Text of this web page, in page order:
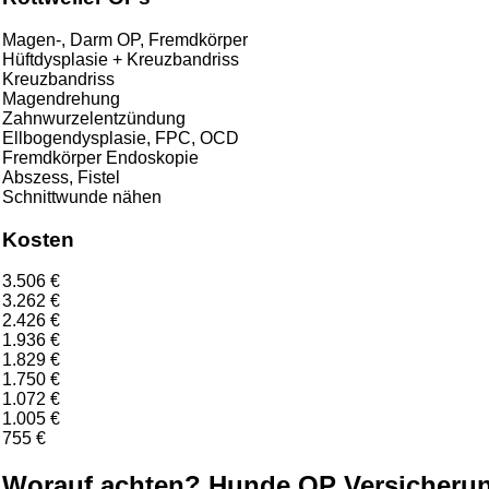
Magen-, Darm OP, Fremdkörper
Hüftdysplasie + Kreuzbandriss
Kreuzbandriss
Magendrehung
Zahnwurzelentzündung
Ellbogendysplasie, FPC, OCD
Fremdkörper Endoskopie
Abszess, Fistel
Schnittwunde nähen
Kosten
3.506 €
3.262 €
2.426 €
1.936 €
1.829 €
1.750 €
1.072 €
1.005 €
755 €